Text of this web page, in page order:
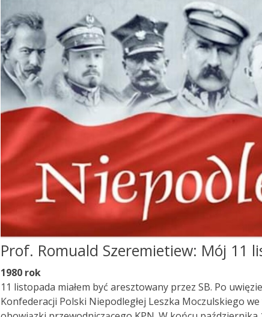
Prof. Romuald Szeremietiew: Mój 11
1980 rok
11 listopada miałem być aresztowany przez SB. Po
Konfederacji Polski Niepodległej Leszka Moczulskiego